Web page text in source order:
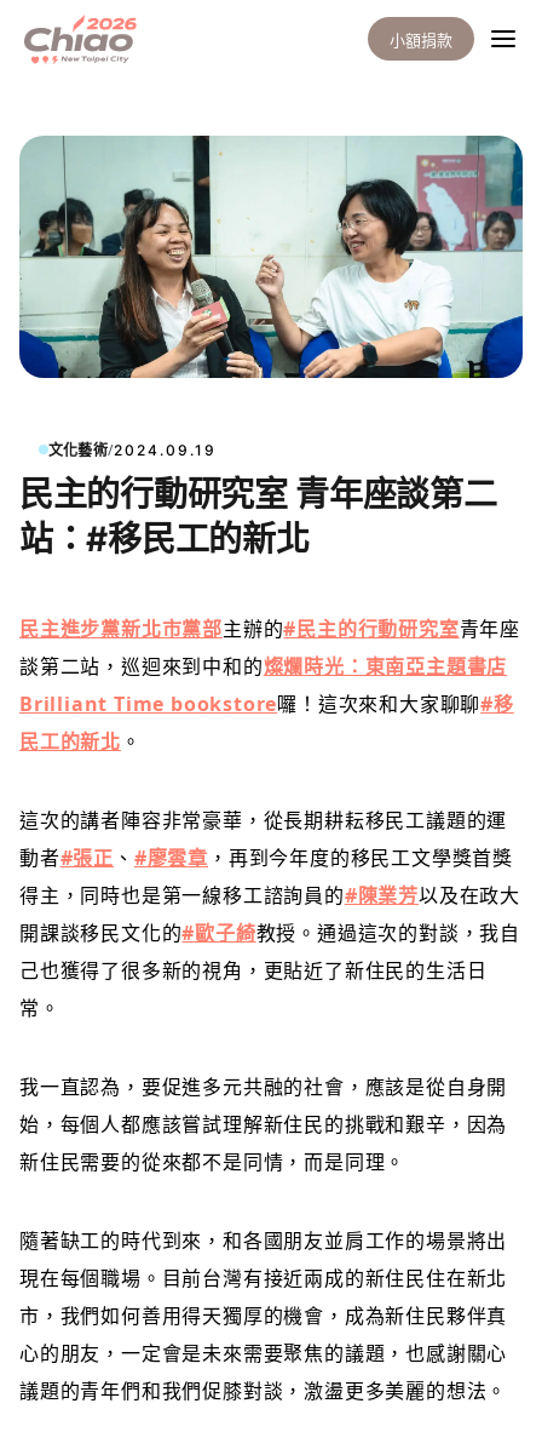
小額捐款
文化藝術/2024.09.19
民主的行動研究室 青年座談第二
站：#移民工的新北
民主進步黨新北市黨部主辦的#民主的行動研究室青年座
談第二站，巡迴來到中和的燦爛時光：東南亞主題書店
Brilliant Time bookstore囉！這次來和大家聊聊#移
民工的新北 。
這次的講者陣容非常豪華，從長期耕耘移民工議題的運
動者#張正 、 #廖雲章 ，再到今年度的移民工文學獎首獎
得主，同時也是第一線移工諮詢員的#陳業芳以及在政大
開課談移民文化的#歐子綺教授。通過這次的對談，我自
己也獲得了很多新的視角，更貼近了新住民的生活日
常。
我一直認為，要促進多元共融的社會，應該是從自身開
始，每個人都應該嘗試理解新住民的挑戰和艱辛，因為
新住民需要的從來都不是同情，而是同理。
隨著缺工的時代到來，和各國朋友並肩工作的場景將出
現在每個職場。目前台灣有接近兩成的新住民住在新北
市，我們如何善用得天獨厚的機會，成為新住民夥伴真
心的朋友，一定會是未來需要聚焦的議題，也感謝關心
議題的青年們和我們促膝對談，激盪更多美麗的想法。